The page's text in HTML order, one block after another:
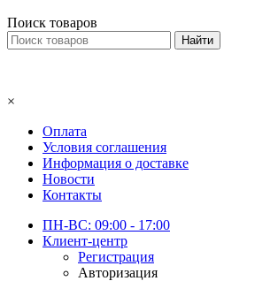
Поиск товаров
×
Оплата
Условия соглашения
Информация о доставке
Новости
Контакты
ПН-ВС: 09:00 - 17:00
Клиент-центр
Регистрация
Авторизация